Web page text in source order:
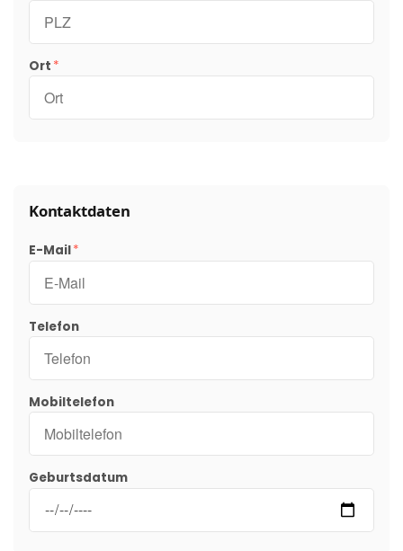
Ort
Kontaktdaten
E-Mail
Telefon
Mobiltelefon
Geburtsdatum